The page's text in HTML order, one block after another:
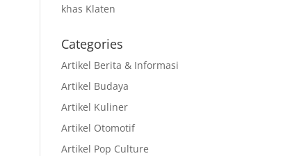
khas Klaten
Categories
Artikel Berita & Informasi
Artikel Budaya
Artikel Kuliner
Artikel Otomotif
Artikel Pop Culture